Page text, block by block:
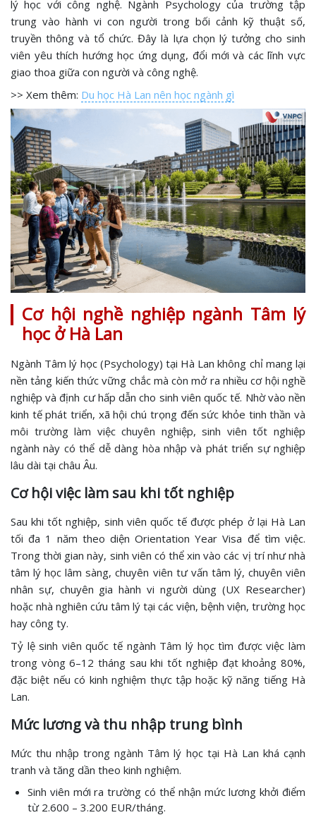
lý học với công nghệ. Ngành Psychology của trường tập
trung vào hành vi con người trong bối cảnh kỹ thuật số,
truyền thông và tổ chức. Đây là lựa chọn lý tưởng cho sinh
viên yêu thích hướng học ứng dụng, đổi mới và các lĩnh vực
giao thoa giữa con người và công nghệ.
>> Xem thêm: Du học Hà Lan nên học ngành gì
Cơ hội nghề nghiệp ngành Tâm lý
học ở Hà Lan
Ngành Tâm lý học (Psychology) tại Hà Lan không chỉ mang lại
nền tảng kiến thức vững chắc mà còn mở ra nhiều cơ hội nghề
nghiệp và định cư hấp dẫn cho sinh viên quốc tế. Nhờ vào nền
kinh tế phát triển, xã hội chú trọng đến sức khỏe tinh thần và
môi trường làm việc chuyên nghiệp, sinh viên tốt nghiệp
ngành này có thể dễ dàng hòa nhập và phát triển sự nghiệp
lâu dài tại châu Âu.
Cơ hội việc làm sau khi tốt nghiệp
Sau khi tốt nghiệp, sinh viên quốc tế được phép ở lại Hà Lan
tối đa 1 năm theo diện Orientation Year Visa để tìm việc.
Trong thời gian này, sinh viên có thể xin vào các vị trí như nhà
tâm lý học lâm sàng, chuyên viên tư vấn tâm lý, chuyên viên
nhân sự, chuyên gia hành vi người dùng (UX Researcher)
hoặc nhà nghiên cứu tâm lý tại các viện, bệnh viện, trường học
hay công ty.
Tỷ lệ sinh viên quốc tế ngành Tâm lý học tìm được việc làm
trong vòng 6–12 tháng sau khi tốt nghiệp đạt khoảng 80%,
đặc biệt nếu có kinh nghiệm thực tập hoặc kỹ năng tiếng Hà
Lan.
Mức lương và thu nhập trung bình
Mức thu nhập trong ngành Tâm lý học tại Hà Lan khá cạnh
tranh và tăng dần theo kinh nghiệm.
Sinh viên mới ra trường có thể nhận mức lương khởi điểm
từ 2.600 – 3.200 EUR/tháng.